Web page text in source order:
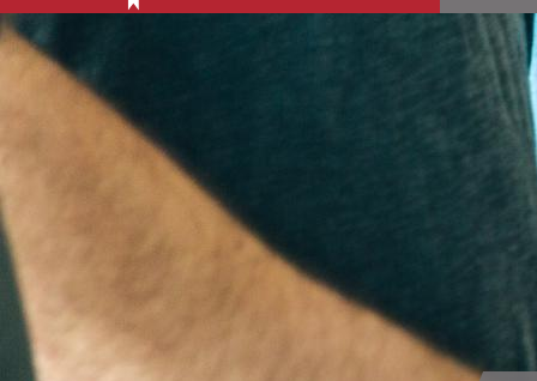
Block
des
composantes
Menu
Droit,
Économie,
Gestion
Contenu
de
page
principale